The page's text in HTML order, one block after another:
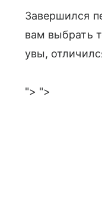
Завершился
вам выбрать
увы,
"> ">